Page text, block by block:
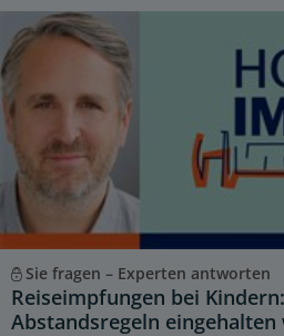
Sie fragen – Experten antworten
Reiseimpfungen bei
Abstandsregeln eingehalten